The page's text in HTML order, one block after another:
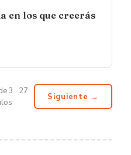
en los que creerás
3 · 27
Siguiente →